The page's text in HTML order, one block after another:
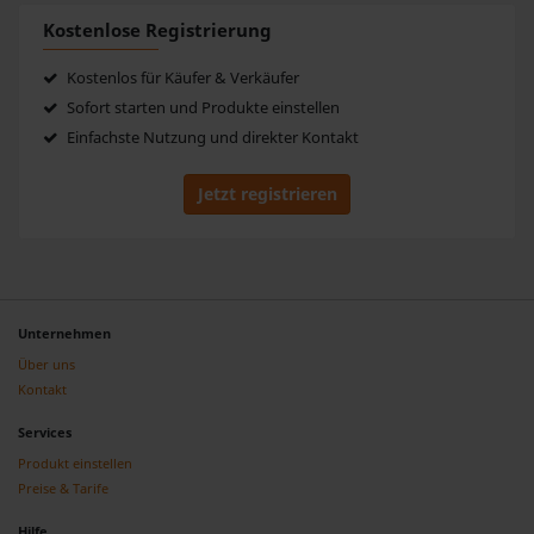
Partner führen diese Informationen möglicherweise mit
weiteren Daten zusammen, die Sie ihnen bereitgestellt
haben oder die sie im Rahmen Ihrer Nutzung der Dienste
gesammelt haben.
Kostenlose Registrierung
Kostenlos für Käufer & Verkäufer
Sofort starten und Produkte einstellen
Einfachste Nutzung und direkter Kontakt
Jetzt registrieren
Unternehmen
Über uns
Kontakt
Services
Produkt einstellen
Preise & Tarife
Hilfe